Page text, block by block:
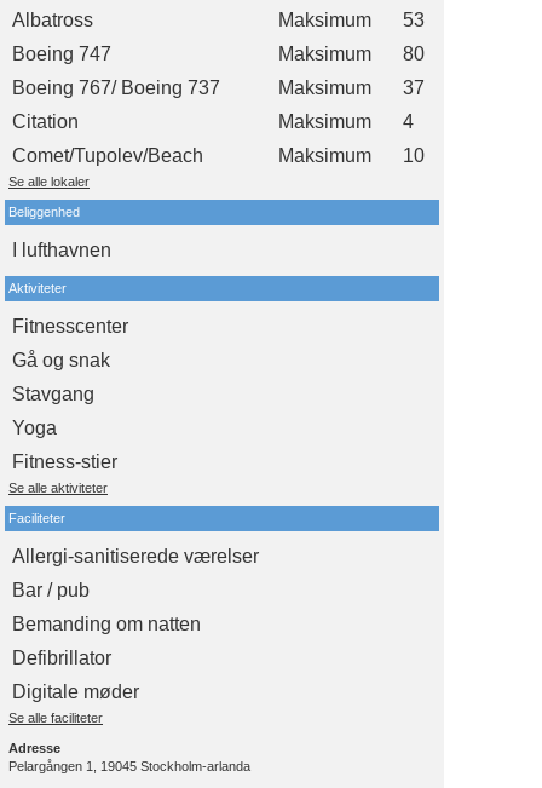
Albatross Maksimum
53
Boeing 747
Maksimum
80
Boeing 767/ Boeing 737
Maksimum
37
Citation
Maksimum
4
Comet/Tupolev/Beach
Maksimum 10
Se alle lokaler
Beliggenhed
I lufthavnen
Aktiviteter
Fitnesscenter
Gå og snak
Stavgang
Yoga
Fitness-stier
Se alle aktiviteter
Faciliteter
Allergi-sanitiserede værelser
Bar / pub
Bemanding om natten
Defibrillator
Digitale møder
Se alle faciliteter
Adresse
Pelargången 1, 19045 Stockholm-arlanda